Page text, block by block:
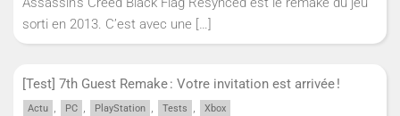
sorti en 2013. C’est avec une […]
[Test] 7th Guest Remake : Votre invitation est arrivée !
Actu , PC , PlayStation , Tests , Xbox